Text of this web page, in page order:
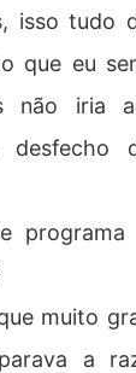
isso tudo
que eu
não iria
desfecho
muito
a